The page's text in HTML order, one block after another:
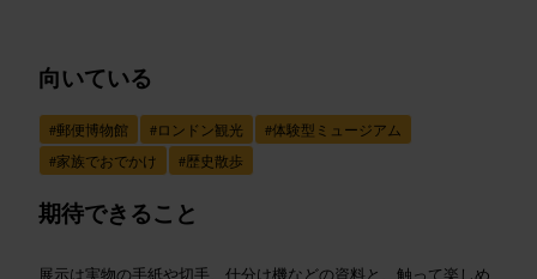
向いている
#郵便博物館 #ロンドン観光 #体験型ミュージアム
#家族でおでかけ #歴史散歩
期待できること
展示は実物の手紙や切手、仕分け機などの資料と、触って楽しめ